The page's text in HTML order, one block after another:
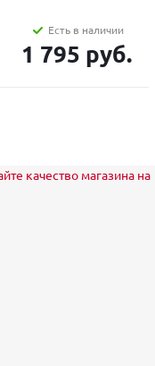
Есть в наличии
1 795 руб.